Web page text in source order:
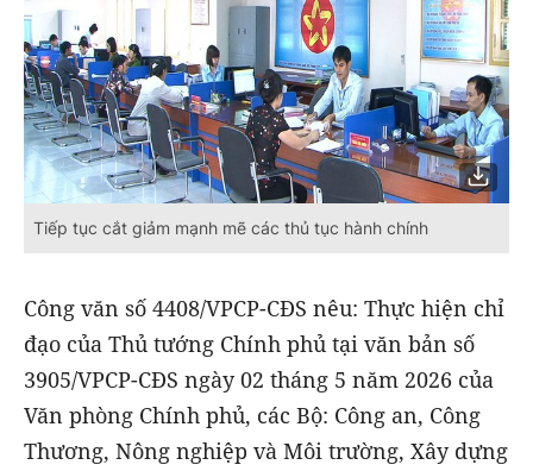
Tiếp tục cắt giảm mạnh mẽ các thủ tục hành chính
Công văn số 4408/VPCP-CĐS nêu: Thực hiện chỉ
đạo của Thủ tướng Chính phủ tại văn bản số
3905/VPCP-CĐS ngày 02 tháng 5 năm 2026 của
Văn phòng Chính phủ, các Bộ: Công an, Công
Thương, Nông nghiệp và Môi trường, Xây dựng